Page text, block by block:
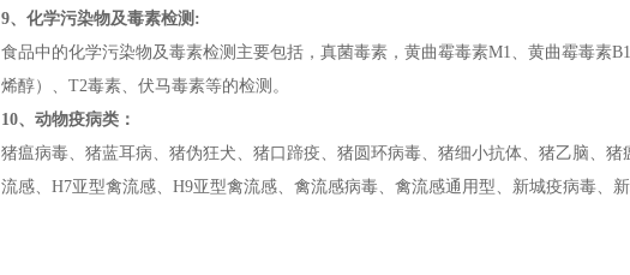
9、化学污染物及毒素检测:
食品中的化学污染物及毒素检测主要包括，真菌毒素，黄曲霉毒素M1、黄曲霉毒素
烯醇）、T2毒素、伏马毒素等的检测。
10、动物疫病类：
猪瘟病毒、猪蓝耳病、猪伪狂犬、猪口蹄疫、猪圆环病毒、猪细小抗体、猪乙脑、
流感、H7亚型禽流感、H9亚型禽流感、禽流感病毒、禽流感通用型、新城疫病毒、